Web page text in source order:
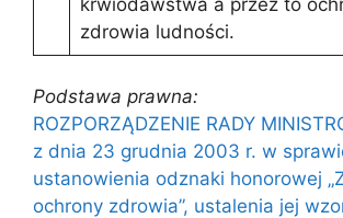
zdrowia ludności.
Podstawa prawna:
ROZPORZĄDZENIE RADY
z dnia 23 grudnia 2003 r. w
ustanowienia odznaki honorowej
ochrony zdrowia”, ustalenia jej